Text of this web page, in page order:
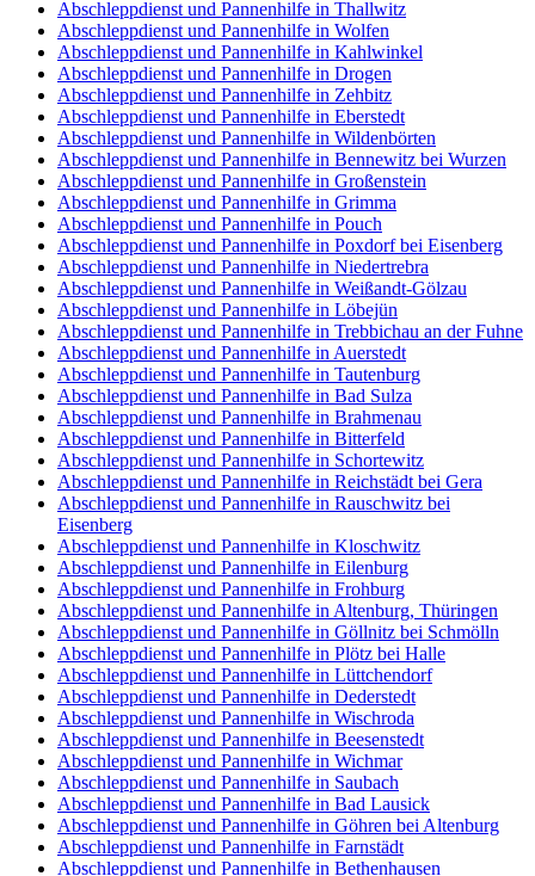
Abschleppdienst und Pannenhilfe in Thallwitz
Abschleppdienst und Pannenhilfe in Wolfen
Abschleppdienst und Pannenhilfe in Kahlwinkel
Abschleppdienst und Pannenhilfe in Drogen
Abschleppdienst und Pannenhilfe in Zehbitz
Abschleppdienst und Pannenhilfe in Eberstedt
Abschleppdienst und Pannenhilfe in Wildenbörten
Abschleppdienst und Pannenhilfe in Bennewitz bei Wurzen
Abschleppdienst und Pannenhilfe in Großenstein
Abschleppdienst und Pannenhilfe in Grimma
Abschleppdienst und Pannenhilfe in Pouch
Abschleppdienst und Pannenhilfe in Poxdorf bei Eisenberg
Abschleppdienst und Pannenhilfe in Niedertrebra
Abschleppdienst und Pannenhilfe in Weißandt-Gölzau
Abschleppdienst und Pannenhilfe in Löbejün
Abschleppdienst und Pannenhilfe in Trebbichau an der Fuhne
Abschleppdienst und Pannenhilfe in Auerstedt
Abschleppdienst und Pannenhilfe in Tautenburg
Abschleppdienst und Pannenhilfe in Bad Sulza
Abschleppdienst und Pannenhilfe in Brahmenau
Abschleppdienst und Pannenhilfe in Bitterfeld
Abschleppdienst und Pannenhilfe in Schortewitz
Abschleppdienst und Pannenhilfe in Reichstädt bei Gera
Abschleppdienst und Pannenhilfe in Rauschwitz bei
Eisenberg
Abschleppdienst und Pannenhilfe in Kloschwitz
Abschleppdienst und Pannenhilfe in Eilenburg
Abschleppdienst und Pannenhilfe in Frohburg
Abschleppdienst und Pannenhilfe in Altenburg, Thüringen
Abschleppdienst und Pannenhilfe in Göllnitz bei Schmölln
Abschleppdienst und Pannenhilfe in Plötz bei Halle
Abschleppdienst und Pannenhilfe in Lüttchendorf
Abschleppdienst und Pannenhilfe in Dederstedt
Abschleppdienst und Pannenhilfe in Wischroda
Abschleppdienst und Pannenhilfe in Beesenstedt
Abschleppdienst und Pannenhilfe in Wichmar
Abschleppdienst und Pannenhilfe in Saubach
Abschleppdienst und Pannenhilfe in Bad Lausick
Abschleppdienst und Pannenhilfe in Göhren bei Altenburg
Abschleppdienst und Pannenhilfe in Farnstädt
Abschleppdienst und Pannenhilfe in Bethenhausen